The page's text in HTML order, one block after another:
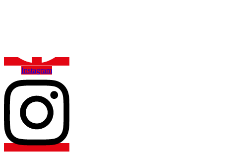
Instagram